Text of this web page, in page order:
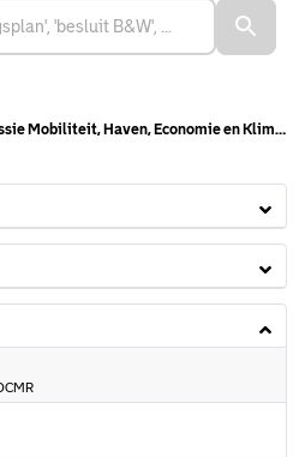
Mobiliteit, Haven, Economie en Klimaat (2022-2026)